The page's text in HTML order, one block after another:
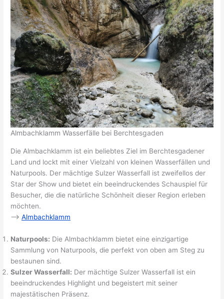
Almbachklamm Wasserfälle bei Berchtesgaden
Die Almbachklamm ist ein beliebtes Ziel im Berchtesgadener
Land und lockt mit einer Vielzahl von kleinen Wasserfällen und
Naturpools. Der mächtige Sulzer Wasserfall ist zweifellos der
Star der Show und bietet ein beeindruckendes Schauspiel für
Besucher, die die natürliche Schönheit dieser Region erleben
möchten.
–>Almbachklamm
Naturpools: Die Almbachklamm bietet eine einzigartige
Sammlung von Naturpools, die perfekt von oben am Steg zu
bestaunen sind.
Sulzer Wasserfall: Der mächtige Sulzer Wasserfall ist ein
beeindruckendes Highlight und begeistert mit seiner
majestätischen Präsenz.